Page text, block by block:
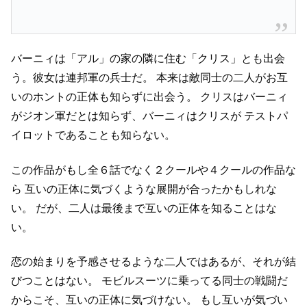
バーニィは「アル」の家の隣に住む「クリス」とも出会
う。彼女は連邦軍の兵士だ。
本来は敵同士の二人がお互
いのホントの正体も知らずに出会う。
クリスはバーニィ
がジオン軍だとは知らず、バーニィはクリスが テストパ
イロットであることも知らない。
この作品がもし全６話でなく２クールや４クールの作品な
ら 互いの正体に気づくような展開が合ったかもしれな
い。
だが、二人は最後まで互いの正体を知ることはな
い。
恋の始まりを予感させるような二人ではあるが、それが結
びつことはない。
モビルスーツに乗ってる同士の戦闘だ
からこそ、互いの正体に気づけない。
もし互いが気づい